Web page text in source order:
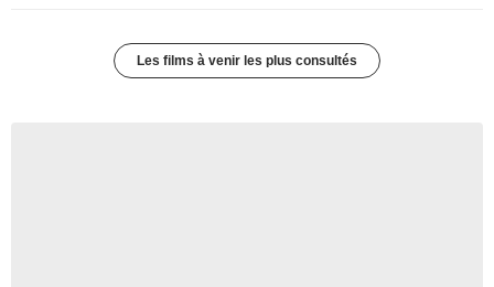
Les films à venir les plus consultés